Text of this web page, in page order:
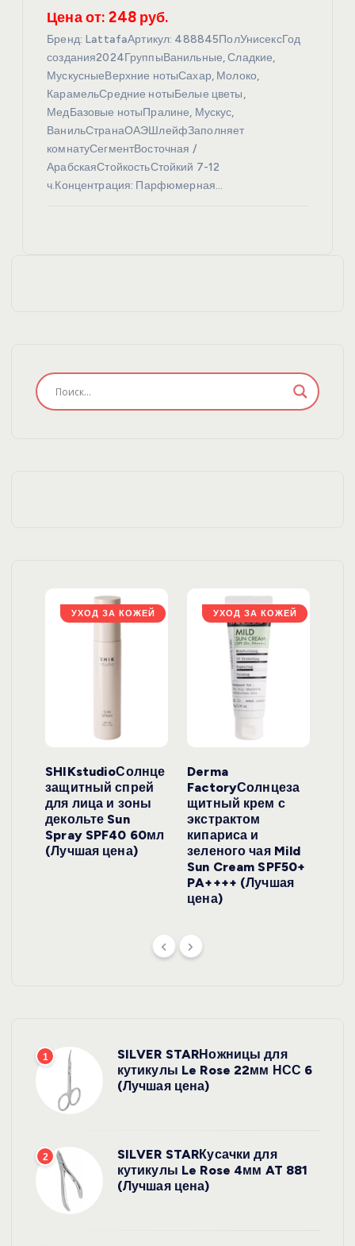
Цена от: 248 руб.
Бренд: LattafaАртикул: 488845ПолУнисексГод
создания2024ГруппыВанильные, Сладкие,
МускусныеВерхние нотыСахар, Молоко,
КарамельСредние нотыБелые цветы,
МедБазовые нотыПралине, Мускус,
ВанильСтранаОАЭШлейфЗаполняет
комнатуСегментВосточная /
АрабскаяСтойкостьСтойкий 7-12
ч.Концентрация: Парфюмерная…
УХОД ЗА КОЖЕЙ
SHIKstudioСолнце
защитный спрей
для лица и зоны
декольте Sun
Spray SPF40 60мл
(Лучшая цена)
УХОД ЗА КОЖЕЙ
Derma
FactoryСолнцеза
щитный крем с
экстрактом
кипариса и
зеленого чая Mild
Sun Cream SPF50+
PA++++ (Лучшая
цена)
1
SILVER STARНожницы для
кутикулы Le Rose 22мм НСС 6
(Лучшая цена)
2
SILVER STARКусачки для
кутикулы Le Rose 4мм AT 881
(Лучшая цена)